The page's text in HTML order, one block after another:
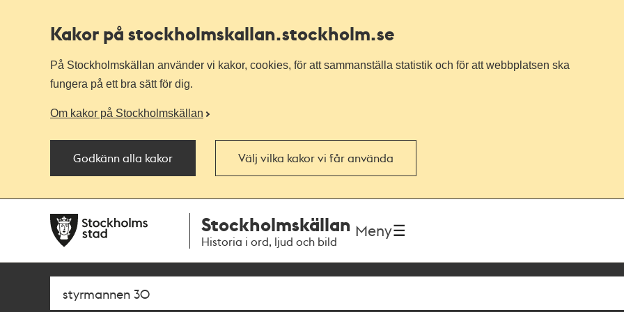
Kakor på stockholmskallan.stockholm.se
På Stockholmskällan använder vi kakor, cookies, för att sammanställa statistik och för att webbplatsen ska
fungera på ett bra sätt för dig.
Om kakor på Stockholmskällan
Godkänn alla kakor Välj vilka kakor vi får använda
navigationen
huvudinnehållet
Stockholmskällan
Historia i ord, ljud och bild
Meny
Sök